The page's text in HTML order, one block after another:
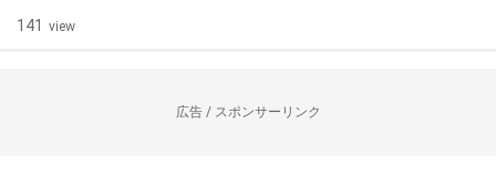
141 view
広告 / スポンサーリンク